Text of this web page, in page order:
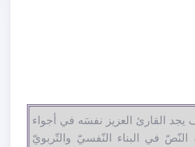
القارئ العزيز نفسَه في أجواء
النّصّ في البناء النّفسيّ والتّربويّ